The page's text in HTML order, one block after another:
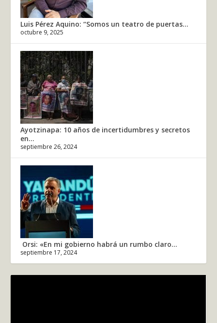
Luis Pérez Aquino: “Somos un teatro de puertas...
octubre 9, 2025
Ayotzinapa: 10 años de incertidumbres y secretos
en...
septiembre 26, 2024
Orsi: «En mi gobierno habrá un rumbo claro...
septiembre 17, 2024